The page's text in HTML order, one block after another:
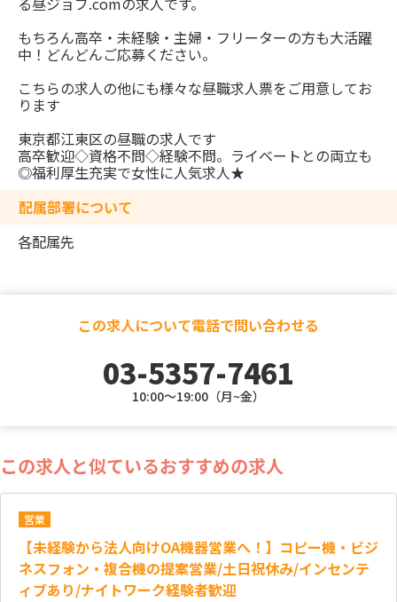
もちろん高卒・未経験・主婦・フリーターの方も大活躍
中！どんどんご応募ください。
こちらの求人の他にも様々な昼職求人票をご用意してお
ります
東京都江東区の昼職の求人です
高卒歓迎◇資格不問◇経験不問。ライベートとの両立も
◎福利厚生充実で女性に人気求人★
配属部署について
各配属先
この求人について電話で問い合わせる
03-5357-7461
10:00～19:00（月~金）
この求人と似ているおすすめの求人
営業
【未経験から法人向けOA機器営業へ！】コピー機・ビジ
ネスフォン・複合機の提案営業/土日祝休み/インセンテ
ィブあり/ナイトワーク経験者歓迎